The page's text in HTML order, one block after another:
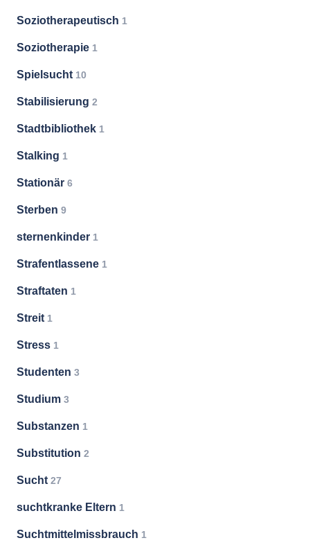
Soziotherapeutisch 1
Soziotherapie 1
Spielsucht 10
Stabilisierung 2
Stadtbibliothek 1
Stalking 1
Stationär 6
Sterben 9
sternenkinder 1
Strafentlassene 1
Straftaten 1
Streit 1
Stress 1
Studenten 3
Studium 3
Substanzen 1
Substitution 2
Sucht 27
suchtkranke Eltern 1
Suchtmittelmissbrauch 1